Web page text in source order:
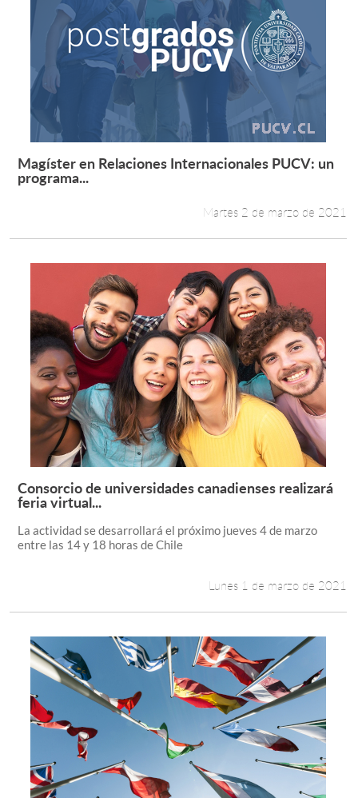
Leer más +
Magíster en Relaciones Internacionales PUCV: un
programa...
Martes 2 de marzo de 2021
Leer más +
Consorcio de universidades canadienses realizará
feria virtual...
La actividad se desarrollará el próximo jueves 4 de marzo
entre las 14 y 18 horas de Chile
Lunes 1 de marzo de 2021